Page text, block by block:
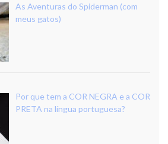
As Aventuras do Spiderman (com
meus gatos)
Por que tem a COR NEGRA e a COR
PRETA na língua portuguesa?